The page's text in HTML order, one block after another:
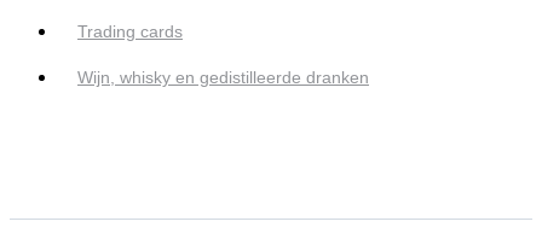
Trading cards
Wijn, whisky en gedistilleerde dranken